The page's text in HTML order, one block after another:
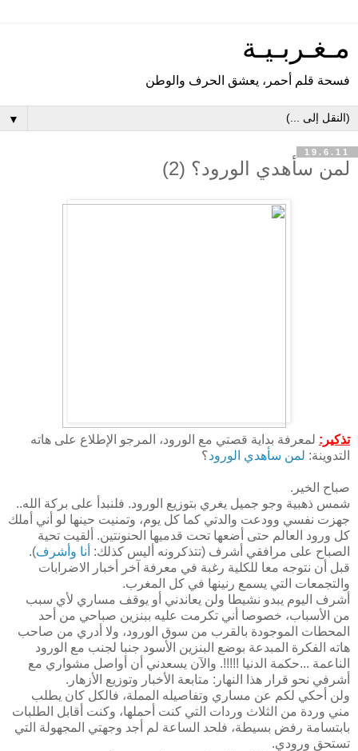
مـغـربـيـة
فسحة قلم أحمر، يعشق الحرف والوطن
▼
19.6.11
لمن سأهدي الورود؟ (2)
تذكير: لمعرفة بداية قصتي مع الورود، المرجو الإطلاع على هاته
التدوينة: لمن سأهدي الورود؟
صباح الخير.
شمس ذهبية وجو جميل يغري بتوزيع الورود. فلنبدأ على بركة الله..
جهزت نفسي وودعت والدتي كما كل يوم، وتمنيت حينها لو أني أملك
كل ورود العالم حتى أضعها تحت قدميها الحنونتين. ألقيت تحية
الصباح على مرافقي أشرف (تتذكرونه أليس كذلك: أنا وأشرف).
قبل أن نتوجه معا للكلية رغبة في معرفة آخر أخبار الاضرابات
والتجمعات التي يسمع رنينها في كل المغرب.
أشرف اليوم يبدو نشيطا ولن يعاندني أو يوقف مساري لأي سبب
من الأسباب، خصوصا أني تكرمت عليه ببنزين صباحي من أحد
المحطات الموجودة بالقرب من سوق الورود، ولا أدري من صاحب
هاته الفكرة المبدعة بوضع البنزين الأسود جنبا لجنب مع الورود
الناعمة ...حكمة الدنيا !!!!!. والآن يسعدني أن أواصل مشواري مع
أشرفي نحو قرار هذا النهار: متابعة الأخبار وتوزيع الأزهار.
ولن أحكي لكم عن مساري وتفاصيله المملة، فالكل كان يطلب
مني وردة من الثلاث وردات التي كنت أحملها، وكنت أقابل الطلبات
بابتسامة رفض بسيطة، فلحد الساعة لم أجد وجهتي المجهولة التي
تستحق ورودي.